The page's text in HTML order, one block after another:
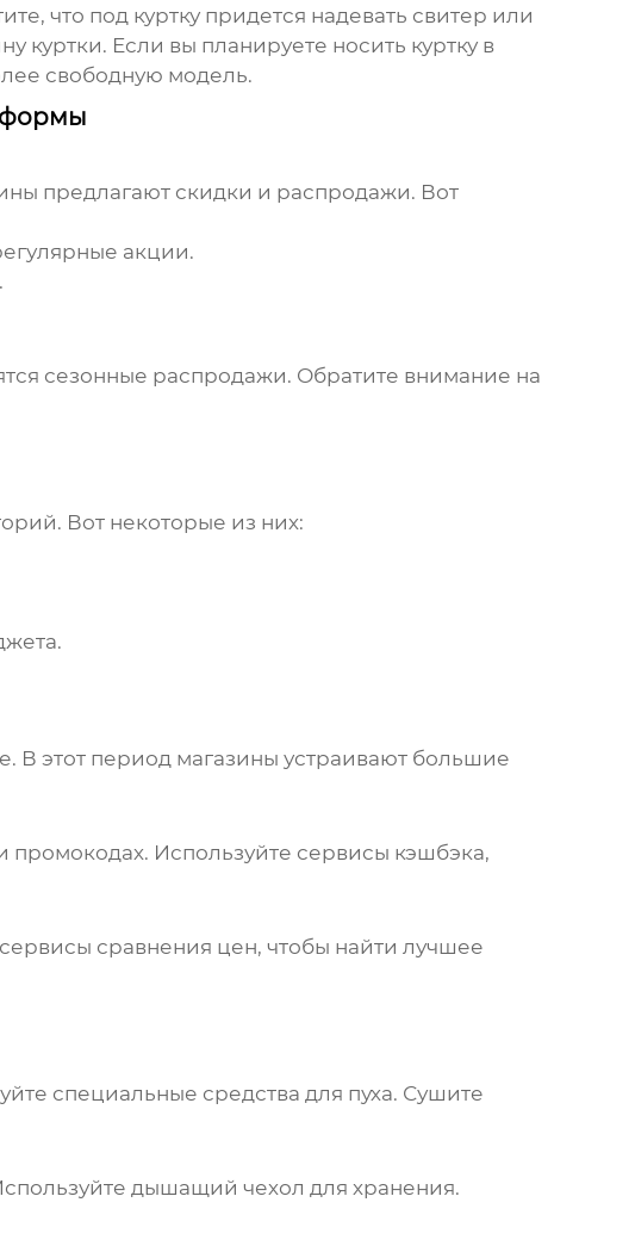
что под куртку придется надевать свитер или
куртки. Если вы планируете носить куртку в
свободную модель.
предлагают скидки и распродажи. Вот
акции.
сезонные распродажи. Обратите внимание на
Вот некоторые из них:
В этот период магазины устраивают большие
Используйте сервисы кэшбэка,
сравнения цен, чтобы найти лучшее
специальные средства для пуха. Сушите
дышащий чехол для хранения.